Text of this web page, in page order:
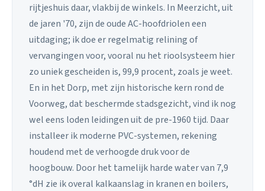
rijtjeshuis daar, vlakbij de winkels. In Meerzicht, uit
de jaren '70, zijn de oude AC-hoofdriolen een
uitdaging; ik doe er regelmatig relining of
vervangingen voor, vooral nu het rioolsysteem hier
zo uniek gescheiden is, 99,9 procent, zoals je weet.
En in het Dorp, met zijn historische kern rond de
Voorweg, dat beschermde stadsgezicht, vind ik nog
wel eens loden leidingen uit de pre-1960 tijd. Daar
installeer ik moderne PVC-systemen, rekening
houdend met de verhoogde druk voor de
hoogbouw. Door het tamelijk harde water van 7,9
°dH zie ik overal kalkaanslag in kranen en boilers,